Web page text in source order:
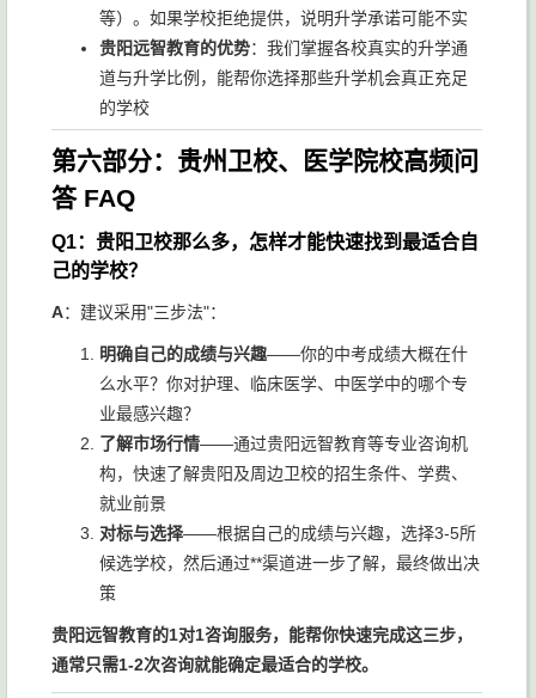
等）。如果学校拒绝提供，说明升学承诺可能不实
贵阳远智教育的优势：我们掌握各校真实的升学通
道与升学比例，能帮你选择那些升学机会真正充足
的学校
第六部分：贵州卫校、医学院校高频问
答 FAQ
Q1：贵阳卫校那么多，怎样才能快速找到最适合自
己的学校？
A：建议采用"三步法"：
明确自己的成绩与兴趣——你的中考成绩大概在什
么水平？你对护理、临床医学、中医学中的哪个专
业最感兴趣？
了解市场行情——通过贵阳远智教育等专业咨询机
构，快速了解贵阳及周边卫校的招生条件、学费、
就业前景
对标与选择——根据自己的成绩与兴趣，选择3-5所
候选学校，然后通过**渠道进一步了解，最终做出决
策
贵阳远智教育的1对1咨询服务，能帮你快速完成这三步，
通常只需1-2次咨询就能确定最适合的学校。